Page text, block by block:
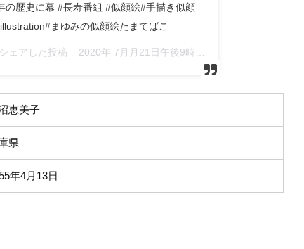
の歴史に幕 #長寿番組 #似顔絵#手描き似顔
まゆみの似顔絵たまてばこ
ェアした投稿 – 2020年 7月月21日午後9時45分PDT
恵美子
県
年4月13日